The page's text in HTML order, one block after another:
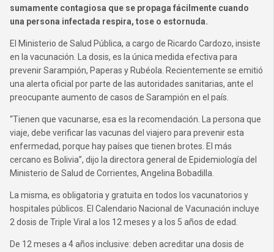
sumamente contagiosa que se propaga fácilmente cuando
una persona infectada respira, tose o estornuda.
El Ministerio de Salud Pública, a cargo de Ricardo Cardozo, insiste
en la vacunación. La dosis, es la única medida efectiva para
prevenir Sarampión, Paperas y Rubéola. Recientemente se emitió
una alerta oficial por parte de las autoridades sanitarias, ante el
preocupante aumento de casos de Sarampión en el país.
“Tienen que vacunarse, esa es la recomendación. La persona que
viaje, debe verificar las vacunas del viajero para prevenir esta
enfermedad, porque hay países que tienen brotes. El más
cercano es Bolivia”, dijo la directora general de Epidemiología del
Ministerio de Salud de Corrientes, Angelina Bobadilla.
La misma, es obligatoria y gratuita en todos los vacunatorios y
hospitales públicos. El Calendario Nacional de Vacunación incluye
2 dosis de Triple Viral a los 12 meses y a los 5 años de edad.
De 12 meses a 4 años inclusive: deben acreditar una dosis de